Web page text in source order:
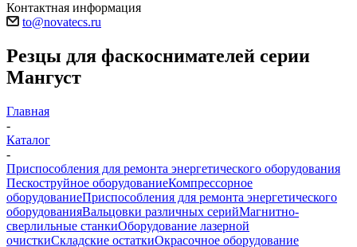
Контактная информация
to@novatecs.ru
Резцы для фаскоснимателей серии
Мангуст
Главная
-
Каталог
-
Приспособления для ремонта энергетического оборудования
Пескоструйное оборудованиеКомпрессорное
оборудованиеПриспособления для ремонта энергетического
оборудованияВальцовки различных серийМагнитно-
сверлильные станкиОборудование лазерной
очисткиСкладские остаткиОкрасочное оборудование